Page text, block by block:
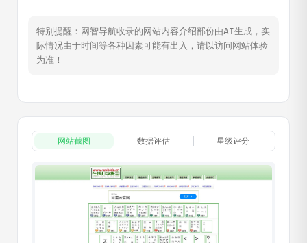
特别提醒：网智导航收录的网站内容介绍部份由AI生成，实
际情况由于时间等各种因素可能有出入，请以访问网站体验
为准！
网站截图 数据评估 星级评分